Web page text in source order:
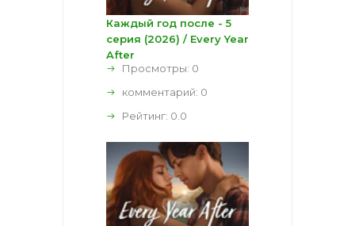
Каждый год после - 5
серия (2026) / Every Year
After
Просмотры: 0
комментарий: 0
Рейтинг: 0.0